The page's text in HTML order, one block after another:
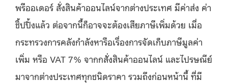
พรีออเดอร์ สั่งสินค้าออนไลน์จากต่างประเทศ มีค่าส่ง ค่า
ชิ้ปปิ้งแล้ว ต่อจากนี้ก็อาจจะต้องเสียภาษีเพิ่มด้วย เมื่อ
กระทรวงการคลังกำลังหารือเรื่องการจัดเก็บภาษีมูลค่า
เพิ่ม หรือ VAT 7% จากกสั่งสินค้าออนไลน์ และไปรษณีย์
มาจากต่างประเทศทุกชนิดราคา รวมถึงก่อนหน้านี้ ที่มี